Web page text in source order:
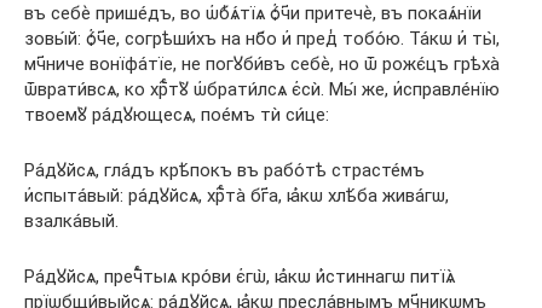
въ себѐ прише́дъ, во ѡ҆б̾ѧ́тїѧ ѻ҆́ч҃и притечѐ, въ покаѧ́нїи
зовы́й: ѻ҆́ч҃е, согрѣши́хъ на нб҃о и҆ пред̾ тобо́ю. Та́кѡ и҆ ты̀,
мч҃ниче вонїфа́тїе, не погꙋби́въ себѐ, но ѿ рожє́цъ грѣха̀
ѿврати́всѧ, ко хрⷭ҇тꙋ̀ ѡ҆брати́лсѧ є҆сѝ. Мы́ же, и҆справле́нїю
твоемꙋ̀ ра́дꙋющесѧ, пое́мъ тѝ си́це:
Ра́дꙋйсѧ, гла́дъ крѣ́покъ въ рабо́тѣ страсте́мъ
и҆спыта́вый: ра́дꙋйсѧ, хрⷭ҇та̀ бг҃а, ꙗ҆́кѡ хлѣ́ба жива́гѡ,
взалка́вый.
Ра́дꙋйсѧ, пречⷭ҇тыѧ кро́ви є҆гѡ̀, ꙗ҆́кѡ и҆́стиннагѡ питїѧ̀
прїѡбщи́выйсѧ: ра́дꙋйсѧ, ꙗ҆́кѡ пресла́внымъ мч҃никѡмъ